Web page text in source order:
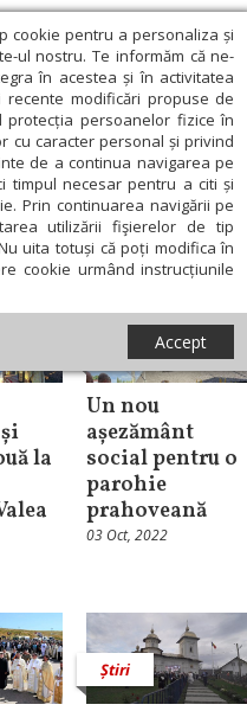
cookie pentru a personaliza și
ul nostru. Te informăm că ne-
în acestea și în activitatea
modificări propuse de
protecția persoanelor fizice în
cu caracter personal și privind
de a continua navigarea pe
timpul necesar pentru a citi și
Prin continuarea navigării pe
utilizării fişierelor de tip
uita totuși că poți modifica în
cookie urmând instrucțiunile
Accept
Felix
Felix
la
Un nou
așezământ
social pentru o
parohie
prahoveană
03 Oct, 2022
Știri